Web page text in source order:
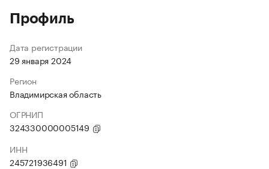
Профиль
Дата регистрации
29 января 2024
Регион
Владимирская область
ОГРНИП
324330000005149
ИНН
245721936491